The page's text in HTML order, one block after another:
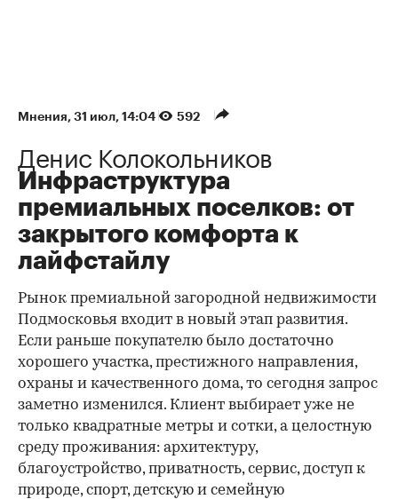
Мнения 31 июл, 14:04 592
Денис Колокольников
Инфраструктура
премиальных поселков: от
закрытого комфорта к
лайфстайлу
Рынок премиальной загородной недвижимости
Подмосковья входит в новый этап развития.
Если раньше покупателю было достаточно
хорошего участка, престижного направления,
охраны и качественного дома, то сегодня запрос
заметно изменился. Клиент выбирает уже не
только квадратные метры и сотки, а целостную
среду проживания: архитектуру,
благоустройство, приватность, сервис, доступ к
природе, спорт, детскую и семейную